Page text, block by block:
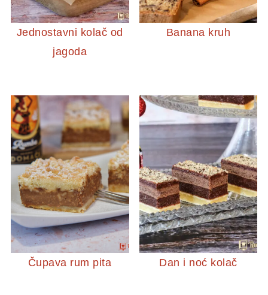
Jednostavni kolač od
jagoda
Banana kruh
Čupava rum pita Dan i noć kolač